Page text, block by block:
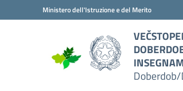
Vai ai contenuti
Vai al menu di navigazioneMinistero dell'Istruzione e del Merito